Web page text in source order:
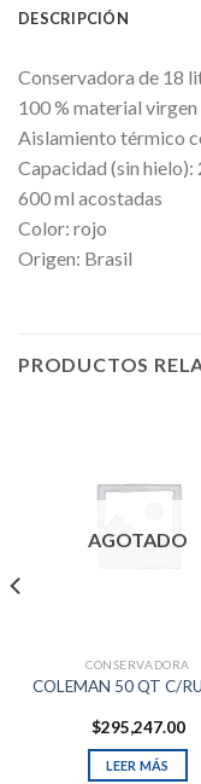
DESCRIPCIÓN
Conservadora de 18
100 % material virgen
Aislamiento térmico
Capacidad (sin
600 ml acostadas
Color: rojo
Origen: Brasil
PRODUCTOS
AGOTADO
CONSERVADORA
COLEMAN 50 QT C/
$295,247.00
LEER MÁS